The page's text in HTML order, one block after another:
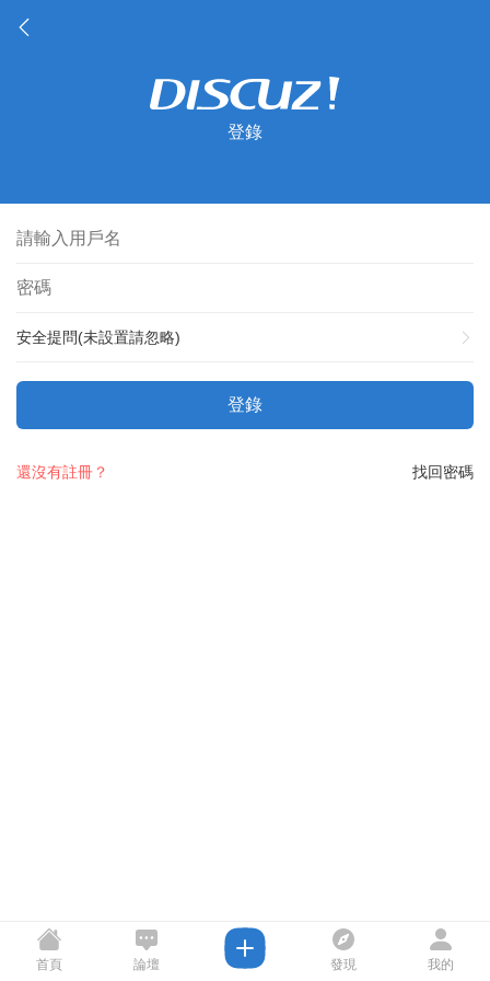
登錄
安全提問(未設置請忽略)
登錄
找回密碼
還沒有註冊？
首頁 論壇 發現 我的